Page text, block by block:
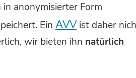
anonymisierter Form
Ein AVV ist daher
wir bieten ihn natürlich